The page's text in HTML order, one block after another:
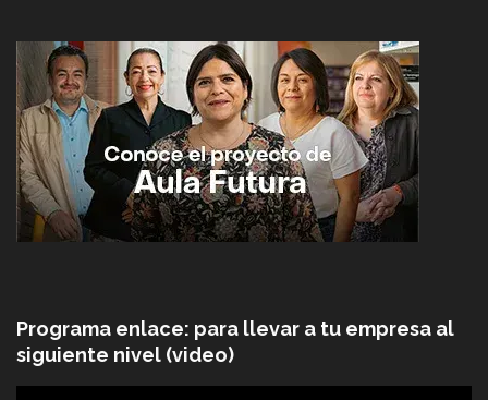
Programa enlace: para llevar a tu empresa al
siguiente nivel (video)